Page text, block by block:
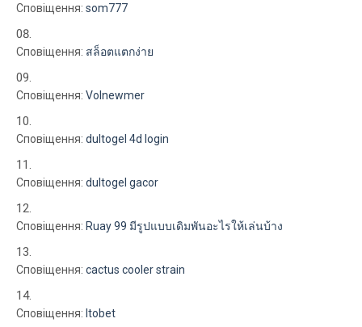
Сповіщення: som777
Сповіщення: สล็อตแตกง่าย
Сповіщення: Volnewmer
Сповіщення: dultogel 4d login
Сповіщення: dultogel gacor
Сповіщення: Ruay 99 มีรูปแบบเดิมพันอะไรให้เล่นบ้าง
Сповіщення: cactus cooler strain
Сповіщення: ltobet